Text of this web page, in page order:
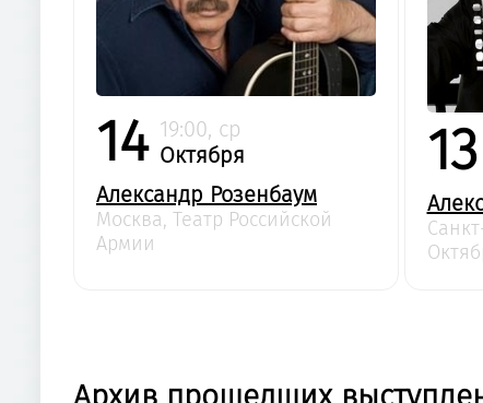
14 19:00, ср
Октября
Александр Розенбаум
Москва, Театр Российской
Армии
13
Архив прошедших